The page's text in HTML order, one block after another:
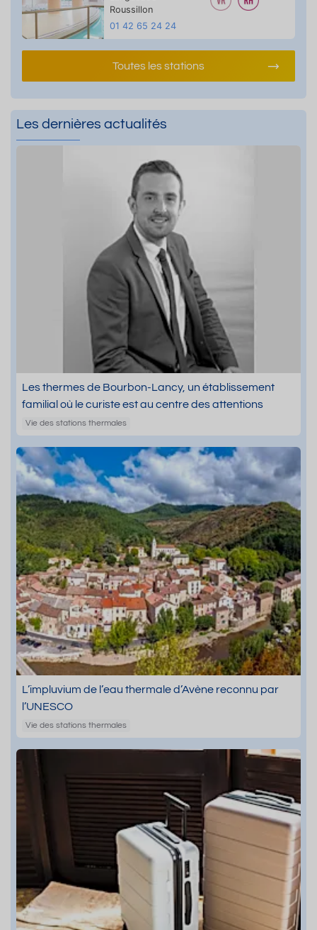
Roussillon
01 42 65 24 24
Toutes les stations
Les dernières actualités
Les thermes de Bourbon-Lancy, un établissement
familial où le curiste est au centre des attentions
Vie des stations thermales
L’impluvium de l’eau thermale d’Avène reconnu par
l’UNESCO
Vie des stations thermales